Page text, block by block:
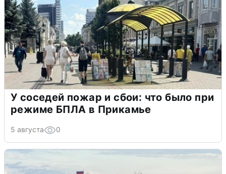
У соседей пожар и сбои: что было при
режиме БПЛА в Прикамье
5 августа 0